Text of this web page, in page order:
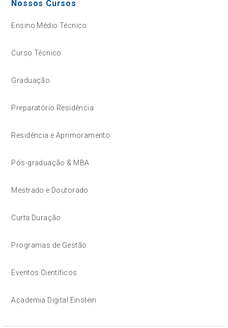
Nossos Cursos
Ensino Médio Técnico
Curso Técnico
Graduação
Preparatório Residência
Residência e Aprimoramento
Pós-graduação & MBA
Mestrado e Doutorado
Curta Duração
Programas de Gestão
Eventos Científicos
Academia Digital Einstein